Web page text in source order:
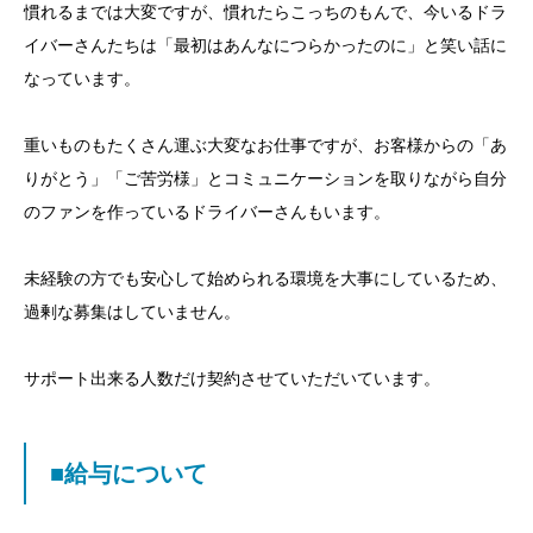
慣れるまでは大変ですが、慣れたらこっちのもんで、今いるドラ
イバーさんたちは「最初はあんなにつらかったのに」と笑い話に
なっています。
重いものもたくさん運ぶ大変なお仕事ですが、お客様からの「あ
りがとう」「ご苦労様」とコミュニケーションを取りながら自分
のファンを作っているドライバーさんもいます。
未経験の方でも安心して始められる環境を大事にしているため、
過剰な募集はしていません。
サポート出来る人数だけ契約させていただいています。
■給与について